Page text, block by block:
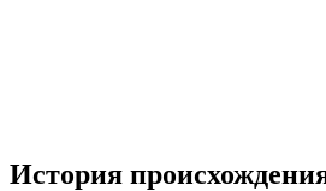
История